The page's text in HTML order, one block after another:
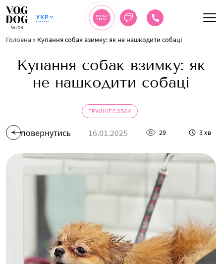
УКР
ЗАПИС У
САЛОН
Головна » Купання собак взимку: як не нашкодити собаці
Купання собак взимку: як
не нашкодити собаці
ГРУМІНГ СОБАК
повернутись 16.01.2025 29 3 хв